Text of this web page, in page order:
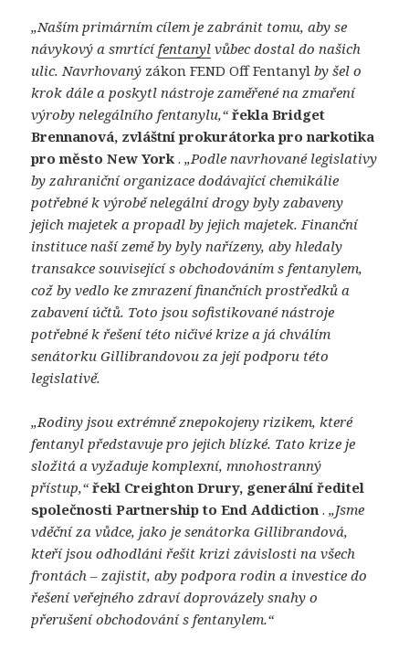
„Naším primárním cílem je zabránit tomu, aby se
návykový a smrtící fentanyl vůbec dostal do našich
ulic. Navrhovaný zákon FEND Off Fentanylby šel o
krok dále a poskytl nástroje zaměřené na zmaření
výroby nelegálního fentanylu,“řekla Bridget
Brennanová, zvláštní prokurátorka pro narkotika
pro město New York .„Podle navrhované legislativy
by zahraniční organizace dodávající chemikálie
potřebné k výrobě nelegální drogy byly zabaveny
jejich majetek a propadl by jejich majetek. Finanční
instituce naší země by byly nařízeny, aby hledaly
transakce související s obchodováním s fentanylem,
což by vedlo ke zmrazení finančních prostředků a
zabavení účtů. Toto jsou sofistikované nástroje
potřebné k řešení této ničivé krize a já chválím
senátorku Gillibrandovou za její podporu této
legislativě.
„Rodiny jsou extrémně znepokojeny rizikem, které
fentanyl představuje pro jejich blízké. Tato krize je
složitá a vyžaduje komplexní, mnohostranný
přístup,“řekl Creighton Drury, generální ředitel
společnosti Partnership to End Addiction .„Jsme
vděční za vůdce, jako je senátorka Gillibrandová,
kteří jsou odhodláni řešit krizi závislosti na všech
frontách – zajistit, aby podpora rodin a investice do
řešení veřejného zdraví doprovázely snahy o
přerušení obchodování s fentanylem.“